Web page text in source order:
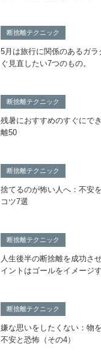
断捨離テクニック
5月は旅行に関係のあるガ
ぐ見直したい7つのもの。
断捨離テクニック
残暑におすすめのすぐにで
離50
断捨離テクニック
捨てるのが怖い人へ：不安
コツ7選
断捨離テクニック
人生後半の断捨離を成功さ
イントはゴールをイメージす
断捨離テクニック
嫌な思いをしたくない：物
不安と恐怖（その4）